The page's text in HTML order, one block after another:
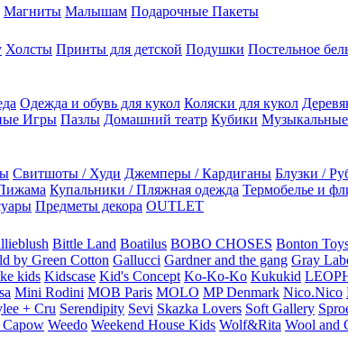
Магниты Малышам Подарочные Пакеты
Холсты Принты для детской Подушки Постельное
Одежда и обувь для кукол Коляски для кукол
Игры Пазлы Домашний театр Кубики
Свитшоты / Худи Джемперы / Кардиганы Блузки /
Купальники / Пляжная одежда Термобелье и
Предметы декора OUTLET
Bittle Land Boatilus BOBO CHOSES Bonton
by Green Cotton Gallucci Gardner and the gang Gray
kids Kidscase Kid's Concept Ko-Ko-Ko Kukukid
Mini Rodini MOB Paris MOLO MP Denmark Nico.Nico
+ Cru Serendipity Sevi Skazka Lovers Soft Gallery
Weedo Weekend House Kids Wolf&Rita Wool and